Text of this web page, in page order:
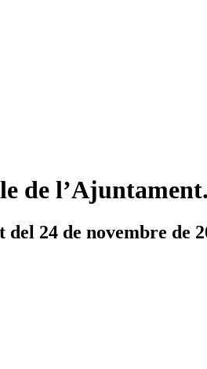
de
24 de novembre de